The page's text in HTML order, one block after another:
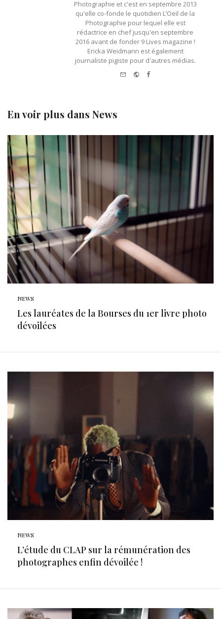
Photographie et c'est en septembre 2013
qu'elle co-fonde le quotidien L’Oeil de la
Photographie pour lequel elle est
rédactrice en chef jusqu'en septembre
2016 avant de fonder 9 Lives magazine !
Ericka Weidmann est également
journaliste pigiste pour d'autres médias.
e-mail Website
Facebook
En voir plus dans News
NEWS
Les lauréates de la Bourses du 1er livre photo
dévoilées
NEWS
L’étude du CLAP sur la rémunération des
photographes enfin dévoilée !